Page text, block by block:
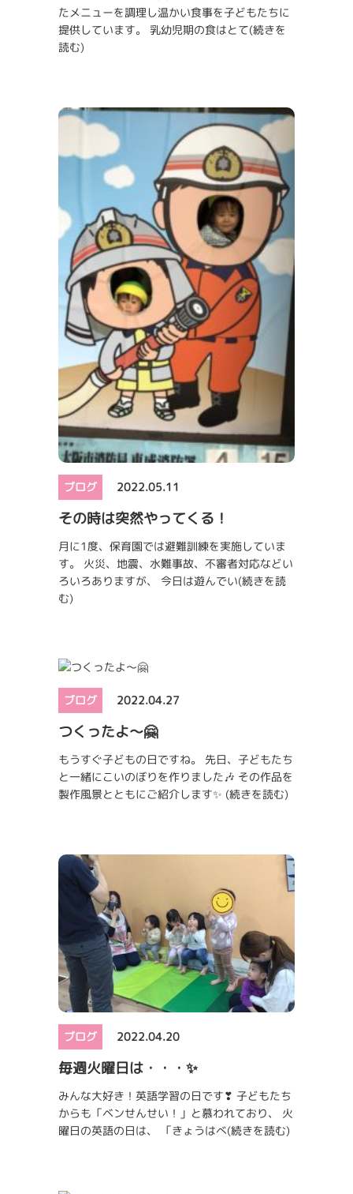
たメニューを調理し温かい食事を子どもたちに
提供しています。 乳幼児期の食はとて(続きを
読む)
ブログ 2022.05.11
その時は突然やってくる！
月に1度、保育園では避難訓練を実施していま
す。 火災、地震、水難事故、不審者対応などい
ろいろありますが、 今日は遊んでい(続きを読
む)
ブログ 2022.04.27
つくったよ～🤗
もうすぐ子どもの日ですね。 先日、子どもたち
と一緒にこいのぼりを作りました🎶 その作品を
製作風景とともにご紹介します✨ (続きを読む)
ブログ 2022.04.20
毎週火曜日は・・・✨
みんな大好き！英語学習の日です❣ 子どもたち
からも「ベンせんせい！」と慕われており、 火
曜日の英語の日は、 「きょうはべ(続きを読む)